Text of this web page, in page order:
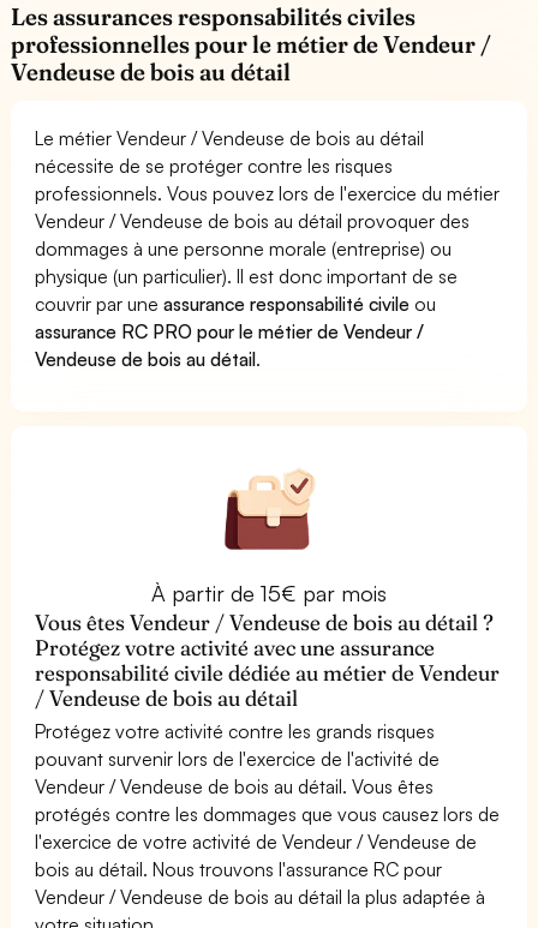
Les assurances responsabilités civiles
professionnelles pour le métier de Vendeur /
Vendeuse de bois au détail
Le métier Vendeur / Vendeuse de bois au détail
nécessite de se protéger contre les risques
professionnels. Vous pouvez lors de l'exercice du métier
Vendeur / Vendeuse de bois au détail provoquer des
dommages à une personne morale (entreprise) ou
physique (un particulier). Il est donc important de se
couvrir par uneassurance responsabilité civile ou
assurance RC PRO pour le métier de Vendeur /
Vendeuse de bois au détail.
À partir de 15€ par mois
Vous êtes Vendeur / Vendeuse de bois au détail ?
Protégez votre activité avec une assurance
responsabilité civile dédiée au métier de Vendeur
/ Vendeuse de bois au détail
Protégez votre activité contre les grands risques
pouvant survenir lors de l'exercice de l'activité de
Vendeur / Vendeuse de bois au détail. Vous êtes
protégés contre les dommages que vous causez lors de
l'exercice de votre activité de Vendeur / Vendeuse de
bois au détail. Nous trouvons l'assurance RC pour
Vendeur / Vendeuse de bois au détail la plus adaptée à